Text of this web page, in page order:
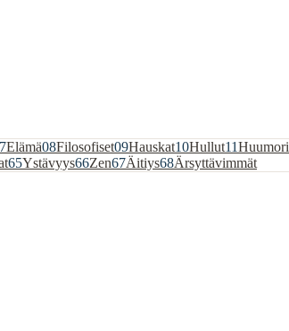
Elämä08Filosofiset09Hauskat10Hullut11Huumori
65Ystävyys66Zen67Äitiys68Ärsyttävimmät